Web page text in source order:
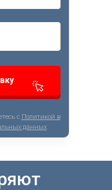
с Политикой в
данных